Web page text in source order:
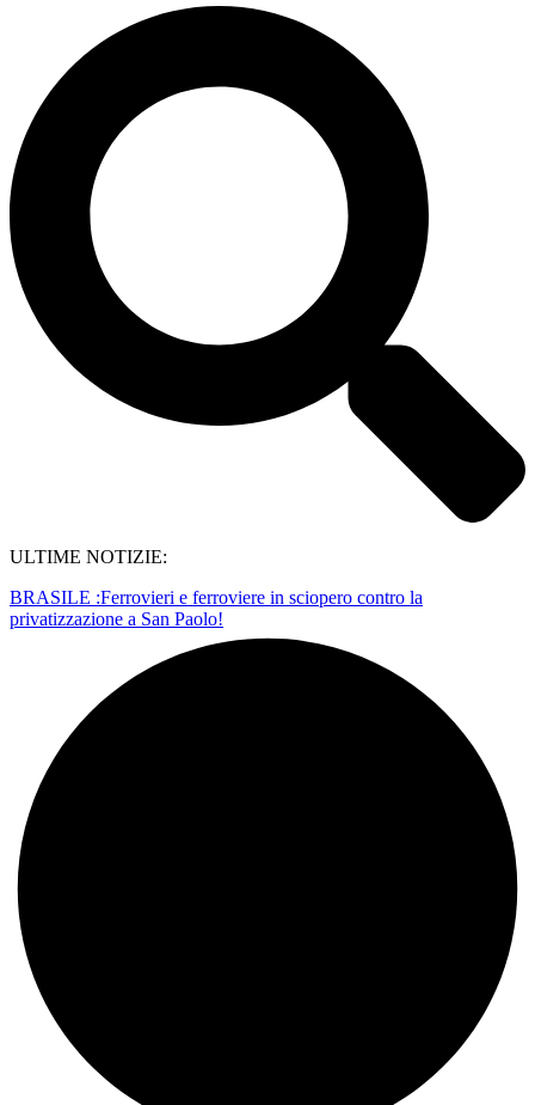
ULTIME NOTIZIE:
BRASILE :Ferrovieri e ferroviere in sciopero contro la
privatizzazione a San Paolo!